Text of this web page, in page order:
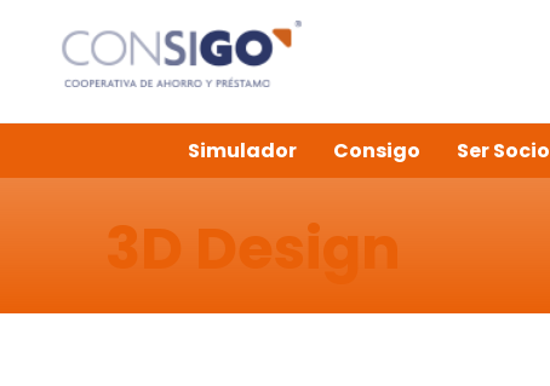
Simulador Consigo Ser Socio
3D Design